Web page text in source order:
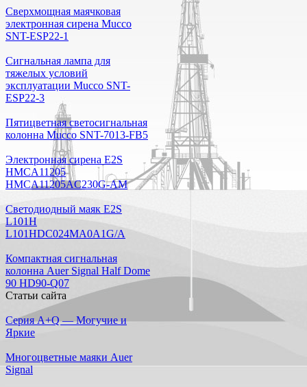
Cверхмощная маячковая
электронная сирена Mucco
SNT-ESP22-1
Сигнальная лампа для
тяжелых условий
эксплуатации Mucco SNT-
ESP22-3
Пятицветная светосигнальная
колонна Mucco SNT-7013-FB5
Электронная сирена E2S
HMCA11205
HMCA11205AC230G-AM
Светодиодный маяк E2S
L101H
L101HDC024MA0A1G/A
Компактная сигнальная
колонна Auer Signal Half Dome
90 HD90-Q07
Статьи сайта
Серия A+Q — Могучие и
Яркие
Многоцветные маяки Auer
Signal